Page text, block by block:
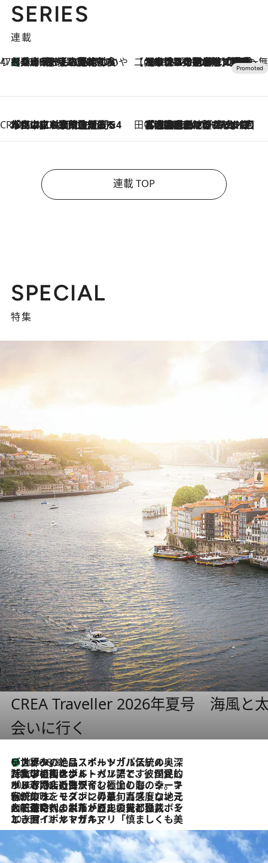
SERIES
連載
47都道府県の手みやげ ひんやりスイーツで夏を満喫
2026.8.8
【兵庫県】この夏絶対食べたい 冷やしておいしいおやつ3選 淡路島の恵みをジェラートに集約 【CREA×星野リゾート】唯一無二。癒しと発見が待つ場所へ
2026.8.7
【トンボの足水浴】ヒノキの香りに包まれて涼感マックス！約13℃の湧水かけ流しを避暑地「星野温泉 トンボの湯」で体験
CREA'S CHOICE
2026.8.7
「立川にも歌舞伎があるんだよ」 片岡仁左衛門・市川中車ら豪華座組みで4年目の立川立飛歌舞伎へ 田中稲の勝手に再ブーム
2026.8.7
「湘南乃風に憧れて」観客大盛上がりの“タオル回し”に、ラッパー顔負けの高速歌唱まで…さだまさし（74）のアグレッシブすぎる現在地
連載 TOP
SPECIAL
特集
CREA Traveller 2026年夏号 海風と
会いに行く
2026.8.8
リスボンの絶品スイーツ「パステル・デ・ナタ」とは？ポルトガル伝統の奥深い世界へ
2026.7.27
「私の祖国はポルトガル語です」国民的詩人フェルナンド・ペソアと、彼が愛した文学の街を歩く
2026.7.26
ポルトガル近海が育む極上の海の幸。キリリと冷えた白ワインと愉しむ、シーフード専門店の贅沢
2026.7.22
伝統の味をモダンに昇華。高感度な地元客が集う、リスボンの最旬ガストロノミー
2026.7.21
大航海時代の栄華から、震災、独裁、そして革命へ。ポルトガル・首都リスボンの石畳に刻まれた「歴史の光と影」
2026.7.13
エッセイ・ヤマザキマリ「慎ましくも美しき国 ポルトガル」